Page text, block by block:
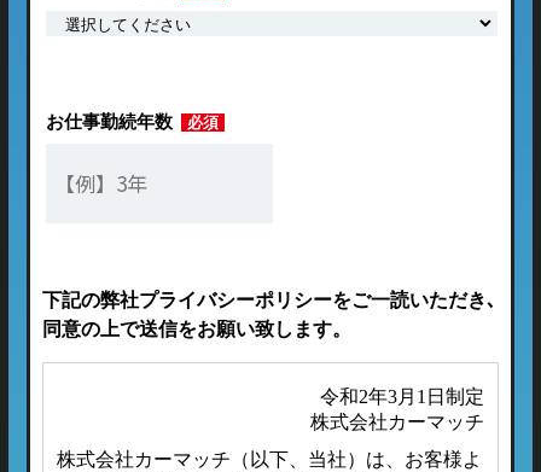
お仕事勤続年数 必須
下記の弊社プライバシーポリシーをご一読いただき､
同意の上で送信をお願い致します。
令和2年3月1日制定
株式会社カーマッチ
株式会社カーマッチ（以下、当社）は、お客様よ